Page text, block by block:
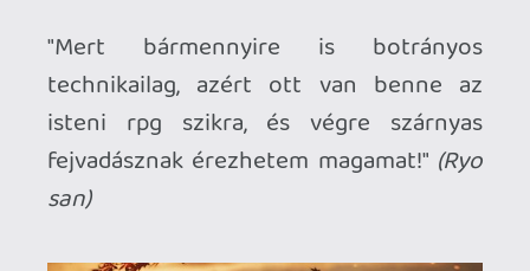
"Nem csak az év játéka, de a generáció
játéka is egyben számomra. Teljesen
kimaxolták a műfajt. Amivel többet tud
nyújtani egy videójáték, mint egy film
vagy könyv azt itt sikerült maximálisan
megragadniuk a készítőknek. Kötelező
darab."(Tom)
"A játék technikai oldaláról nem is